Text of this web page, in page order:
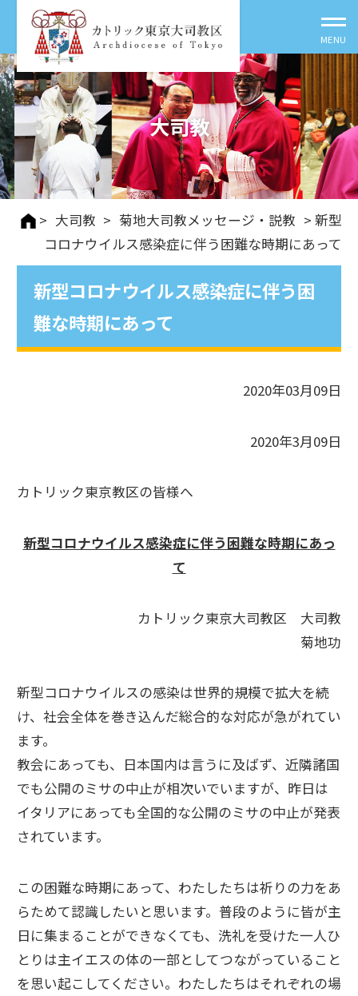
大司教
> 大司教 > 菊地大司教メッセージ・説教 > 新型
コロナウイルス感染症に伴う困難な時期にあって
新型コロナウイルス感染症に伴う困
難な時期にあって
2020年03月09日
2020年3月09日
カトリック東京教区の皆様へ
新型コロナウイルス感染症に伴う困難な時期にあっ
て
カトリック東京大司教区 大司教
菊地功
新型コロナウイルスの感染は世界的規模で拡大を続
け、社会全体を巻き込んだ総合的な対応が急がれてい
ます。
教会にあっても、日本国内は言うに及ばず、近隣諸国
でも公開のミサの中止が相次いでいますが、昨日は
イタリアにあっても全国的な公開のミサの中止が発表
されています。
この困難な時期にあって、わたしたちは祈りの力をあ
らためて認識したいと思います。普段のように皆が主
日に集まることができなくても、洗礼を受けた一人ひ
とりは主イエスの体の一部としてつながっていること
を思い起こしてください。わたしたちはそれぞれの場